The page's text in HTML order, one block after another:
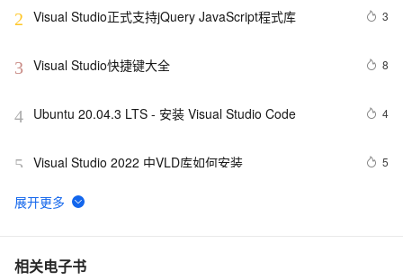
2 Visual Studio正式支持jQuery JavaScript程式库 3
3 Visual Studio快捷键大全 8
4 Ubuntu 20.04.3 LTS - 安装 Visual Studio Code 4
5 Visual Studio 2022 中VLD库如何安装 5
6
SharePoint Development - Custom List using Visual
7 安装Visual Studio 2010出错解决方法总结
相关电子书